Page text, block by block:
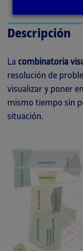
Descripción
La combinatoria
resolución de
visualizar y poner
mismo tiempo sin
situación.